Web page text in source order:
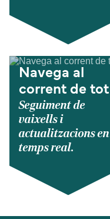
Navega al
corrent de tot
Seguiment de
vaixells i
actualitzacions en
temps real.